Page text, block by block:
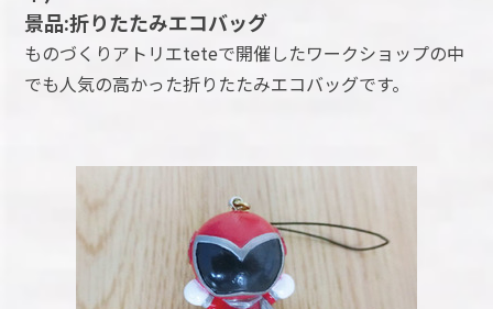
景品:折りたたみエコバッグ
ものづくりアトリエteteで開催したワークショップの中
でも人気の高かった折りたたみエコバッグです。